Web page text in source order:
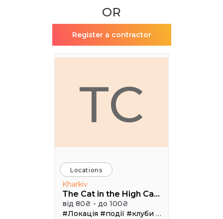
OR
Register a contractor
TC
Locations
Kharkiv
The Cat in the High Castle
від 80₴ - до 100₴
#Локація #події #клуби #Зал